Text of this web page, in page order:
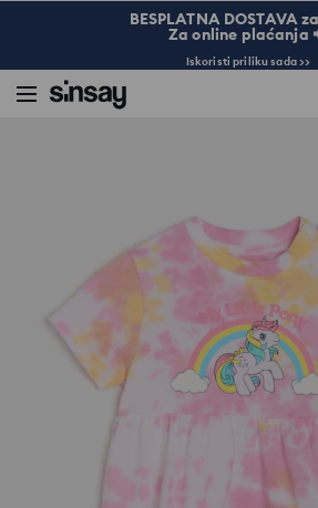
BESPLATNA DOSTAVA
Za online plaćanja
Iskoristi priliku sada >>